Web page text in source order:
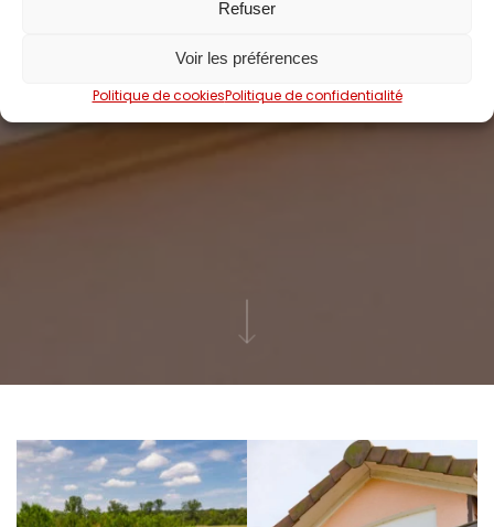
Refuser
Voir les préférences
Politique de cookiesPolitique de confidentialité